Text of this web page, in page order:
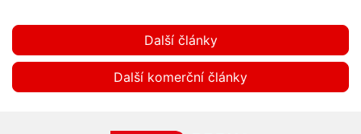
Další články
Další komerční články